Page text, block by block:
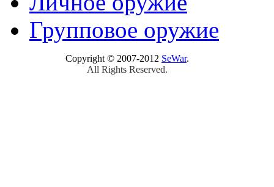
Групповое оружие
Copyright © 2007-2012 SeWar.
All Rights Reserved.